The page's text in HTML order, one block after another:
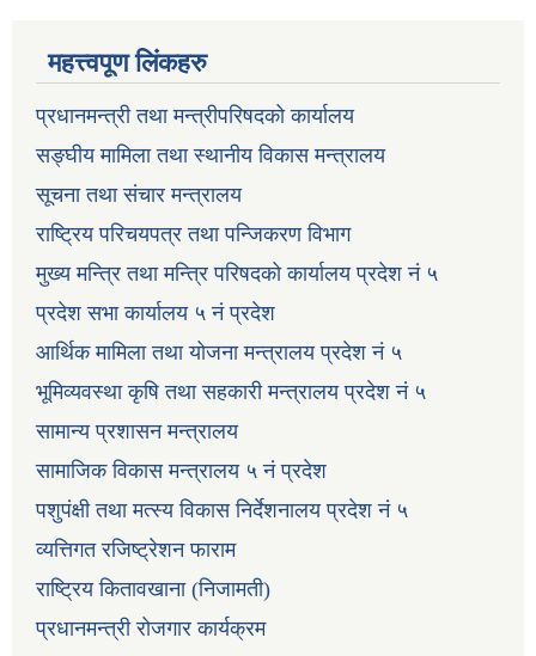
महत्त्वपूण लिंकहरु
प्रधानमन्त्री तथा मन्त्रीपरिषदको कार्यालय
सङ्घीय मामिला तथा स्थानीय विकास मन्त्रालय
सूचना तथा संचार मन्त्रालय
राष्ट्रिय परिचयपत्र तथा पन्जिकरण विभाग
मुख्य मन्त्रि तथा मन्त्रि परिषदको कार्यालय प्रदेश नं ५
प्रदेश सभा कार्यालय ५ नं प्रदेश
आर्थिक मामिला तथा योजना मन्त्रालय प्रदेश नं ५
भूमिव्यवस्था कृषि तथा सहकारी मन्त्रालय प्रदेश नं ५
सामान्य प्रशासन मन्त्रालय
सामाजिक विकास मन्त्रालय ५ नं प्रदेश
पशुपंक्षी तथा मत्स्य विकास निर्देशनालय प्रदेश नं ५
व्यत्तिगत रजिष्ट्रेशन फाराम
राष्ट्रिय कितावखाना (निजामती)
प्रधानमन्त्री रोजगार कार्यक्रम